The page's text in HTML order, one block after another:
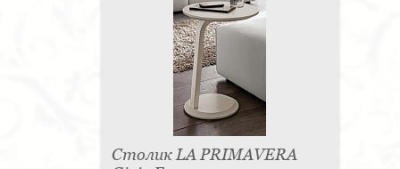
Столик LA PRIMAVERA